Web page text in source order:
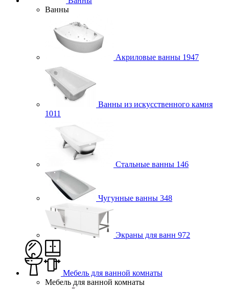
Ванны
Акриловые ванны 1947
Ванны из искусственного камня
1011
Стальные ванны 146
Чугунные ванны 348
Экраны для ванн 972
Мебель для ванной комнаты
Мебель для ванной комнаты